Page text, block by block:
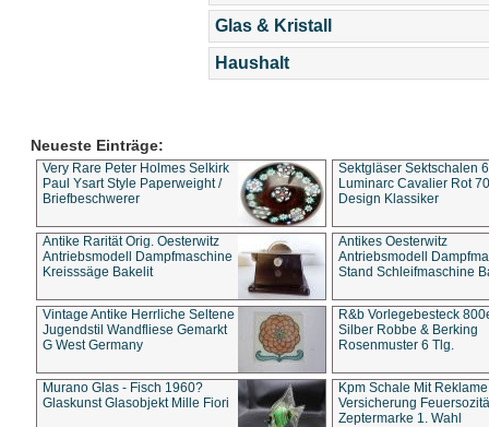
Glas & Kristall
Haushalt
Neueste Einträge:
Very Rare Peter Holmes Selkirk
Paul Ysart Style Paperweight /
Briefbeschwerer
Sektgläser Sektschalen
Luminarc Cavalier Rot
Design Klassiker
Antike Rarität Orig. Oesterwitz
Antriebsmodell Dampfmaschine
Kreisssäge Bakelit
Antikes Oesterwitz
Antriebsmodell
Stand Schleifmaschine
Vintage Antike Herrliche Seltene
Jugendstil Wandfliese Gemarkt
G West Germany
R&b Vorlegebesteck
Silber Robbe & Berking
Rosenmuster 6 Tlg.
Murano Glas - Fisch 1960?
Glaskunst Glasobjekt Mille Fiori
Kpm Schale Mit Reklame
Versicherung
Zeptermarke 1. Wahl